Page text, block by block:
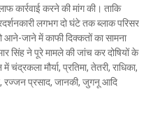
कार्रवाई करने की मांग की। ताकि
लगभग दो घंटे तक ब्लाक परिसर
आने-जाने में काफी दिक्कतों का सामना
सिंह ने पूरे मामले की जांच कर दोषियों के
चंद्रकला मौर्या, प्रतिमा, तेतरी, राधिका,
रज्जन प्रसाद, जानकी, जुगनू आदि